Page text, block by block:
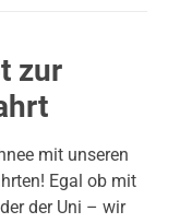
zur
mit unseren
Egal ob mit
der Uni – wir